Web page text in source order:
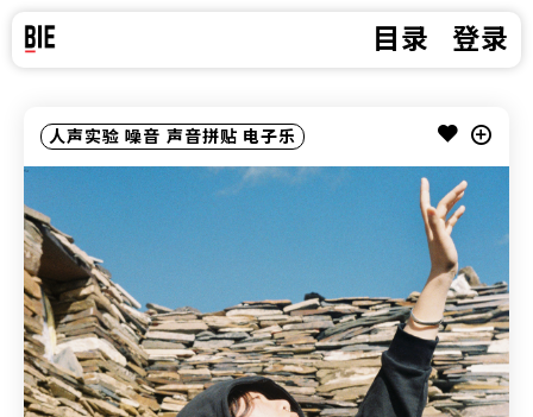
目录 登录
人声实验 噪音 声音拼贴 电子乐